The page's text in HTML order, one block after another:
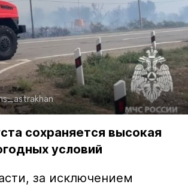
сохраняется высокая
условий
за исключением